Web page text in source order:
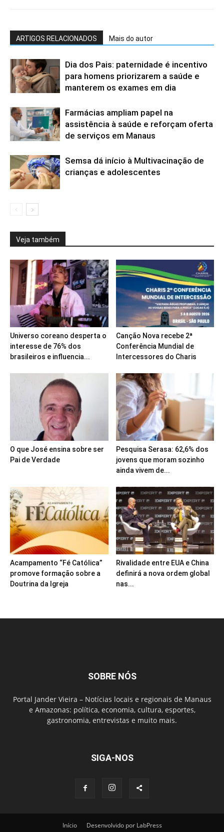
ARTIGOS RELACIONADOS Mais do autor
Dia dos Pais: paternidade é incentivo
para homens priorizarem a saúde e
manterem os exames em dia
Farmácias ampliam papel na
assistência à saúde e reforçam oferta
de serviços em Manaus
Semsa dá início à Multivacinação de
crianças e adolescentes
Veja também
Universo coreano desperta o
interesse de 76% dos
brasileiros e influencia...
Canção Nova recebe 2ª
Conferência Mundial de
Intercessores do Charis
O que José ensina sobre ser
Pai de Verdade
Pesquisa Serasa: 62,6% dos
jovens que moram sozinho
ainda vivem de...
Acampamento “Fé Católica”
promove formação sobre a
Doutrina da Igreja
Rivalidade entre EUA e China
definirá a nova ordem global
nas...
SOBRE NÓS
Portal Jander Vieira – Notícias locais e regionais de Manaus
e Amazonas: política, economia, cultura, esportes,
gastronomia, entrevistas e muito mais.
SIGA-NOS
Início Desenvolvido por LabPress